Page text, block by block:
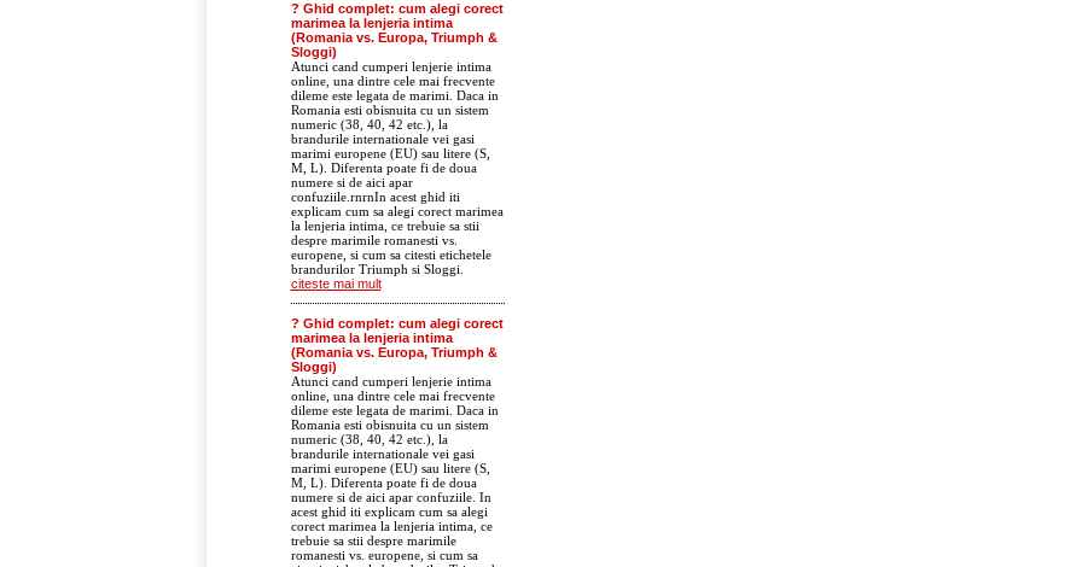
? Ghid complet: cum alegi corect
marimea la lenjeria intima
(Romania vs. Europa, Triumph &
Sloggi)
Atunci cand cumperi lenjerie intima
online, una dintre cele mai frecvente
dileme este legata de marimi. Daca in
Romania esti obisnuita cu un sistem
numeric (38, 40, 42 etc.), la
brandurile internationale vei gasi
marimi europene (EU) sau litere (S,
M, L). Diferenta poate fi de doua
numere si de aici apar
confuziile.rnrnIn acest ghid iti
explicam cum sa alegi corect marimea
la lenjeria intima, ce trebuie sa stii
despre marimile romanesti vs.
europene, si cum sa citesti etichetele
brandurilor Triumph si Sloggi.
citeste mai mult
? Ghid complet: cum alegi corect
marimea la lenjeria intima
(Romania vs. Europa, Triumph &
Sloggi)
Atunci cand cumperi lenjerie intima
online, una dintre cele mai frecvente
dileme este legata de marimi. Daca in
Romania esti obisnuita cu un sistem
numeric (38, 40, 42 etc.), la
brandurile internationale vei gasi
marimi europene (EU) sau litere (S,
M, L). Diferenta poate fi de doua
numere si de aici apar confuziile. In
acest ghid iti explicam cum sa alegi
corect marimea la lenjeria intima, ce
trebuie sa stii despre marimile
romanesti vs. europene, si cum sa